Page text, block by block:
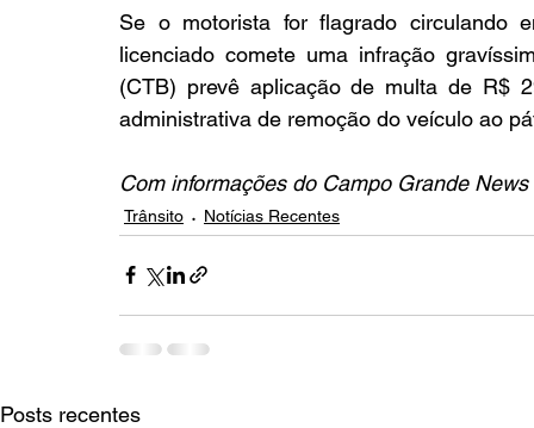
Se o motorista for flagrado circulando
licenciado comete uma infração
(CTB) prevê aplicação de multa de R$
administrativa de remoção do veículo ao
Com informações do Campo Grande News
Trânsito Notícias Recentes
Posts recentes